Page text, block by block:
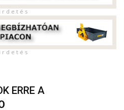
r d e t é s
r d e t é s
ERRE A